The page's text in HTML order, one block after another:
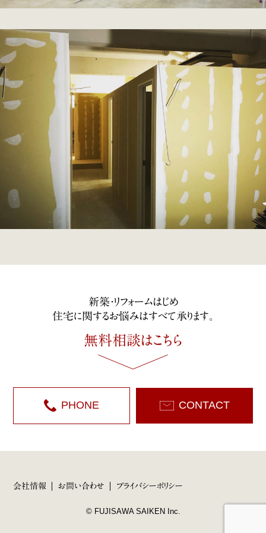
新築・リフォームはじめ
住宅に関するお悩みはすべて承ります。
無料相談はこちら
PHONE CONTACT
会社情報 お問い合わせ プライバシーポリシー
© FUJISAWA SAIKEN Inc.